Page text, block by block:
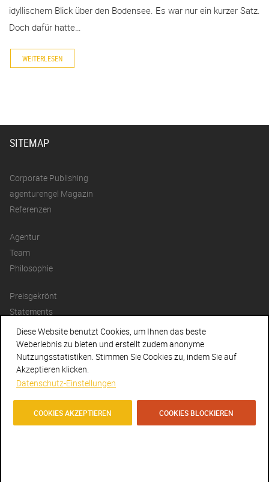
idyllischem Blick über den Bodensee. Es war nur ein kurzer Satz.
Doch dafür hatte…
WEITERLESEN
SITEMAP
Corporate Publishing
agenturengel Magazin
Referenzen
Agentur
Team
Philosophie
Preisgekrönt
Statements
Jobs
Kontakt
Datenschutz
Newsletter
Facebook
Instagram
Diese Website benutzt Cookies, um Ihnen das beste
Weberlebnis zu bieten und erstellt zudem anonyme
Nutzungsstatistiken. Stimmen Sie Cookies zu, indem Sie auf
Akzeptieren klicken.
Datenschutz-Einstellungen
COOKIES AKZEPTIEREN COOKIES BLOCKIEREN